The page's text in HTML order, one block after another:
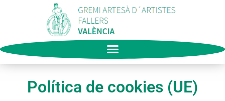
Política de cookies (UE)